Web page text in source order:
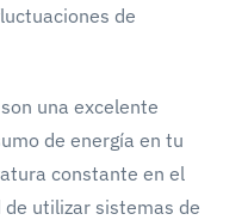
de
una excelente
de energía en tu
constante en el
utilizar sistemas de